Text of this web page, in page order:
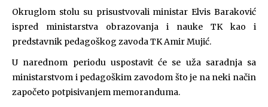
Okruglom stolu su prisustvovali ministar Elvis Baraković
ispred ministarstva obrazovanja i nauke TK kao i
predstavnik pedagoškog zavoda TK Amir Mujić.
U narednom periodu uspostavit će se uža saradnja sa
ministarstvom i pedagoškim zavodom što je na neki način
započeto potpisivanjem memoranduma.